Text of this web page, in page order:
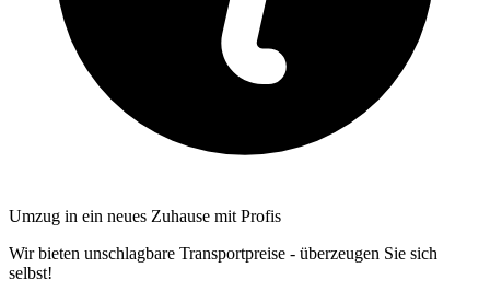
Umzug in ein neues Zuhause mit Profis
Wir bieten unschlagbare Transportpreise - überzeugen Sie sich
selbst!